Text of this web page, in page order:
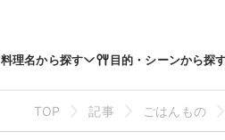
料理名から探す 目的・シーンから探
TOP 記事 ごはんもの